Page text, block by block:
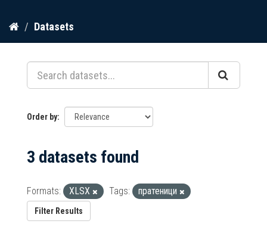
Skip
content
Datasets
Order by
3 datasets found
Formats: XLSX Tags: пратеници
Filter Results